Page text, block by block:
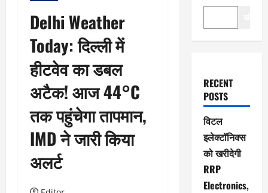
Delhi Weather
Today: दिल्ली में
हीटवेव का डबल
अटैक! आज 44°C
तक पहुंचेगा तापमान,
IMD ने जारी किया
अलर्ट
RECENT
POSTS
विटल
इलेक्टॉनिक्स
को खरीदेगी
RRP
Electronics,